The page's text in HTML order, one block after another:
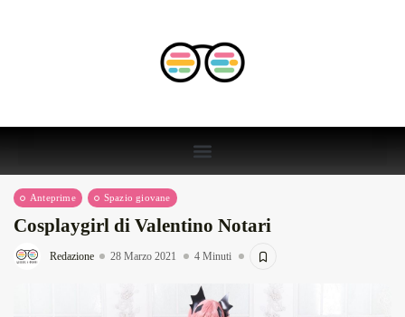
Anteprime Spazio giovane
Cosplaygirl di Valentino Notari
Redazione 28 Marzo 2021 4 Minuti